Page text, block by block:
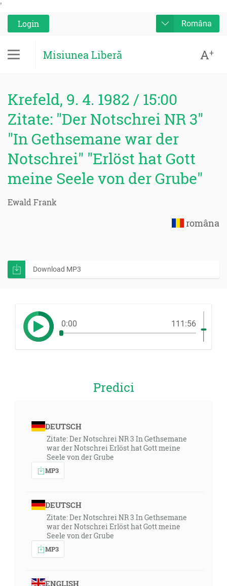
'
Login
Româna
Misiunea Liberă A+
Krefeld, 9. 4. 1982 / 15:00
Zitate: "Der Notschrei NR 3"
"In Gethsemane war der
Notschrei" "Erlöst hat Gott
meine Seele von der Grube"
Ewald Frank
româna
Download MP3
0:00 111:56
Predici
DEUTSCH
Zitate: Der Notschrei NR 3 In Gethsemane
war der Notschrei Erlöst hat Gott meine
Seele von der Grube
MP3
DEUTSCH
Zitate: Der Notschrei NR 3 In Gethsemane
war der Notschrei Erlöst hat Gott meine
Seele von der Grube
MP3
ENGLISH